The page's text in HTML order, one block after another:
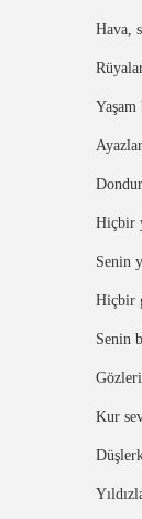
Hava,
Yaşam
Hiçbir
Senin
Hiçbir
Senin
Kur